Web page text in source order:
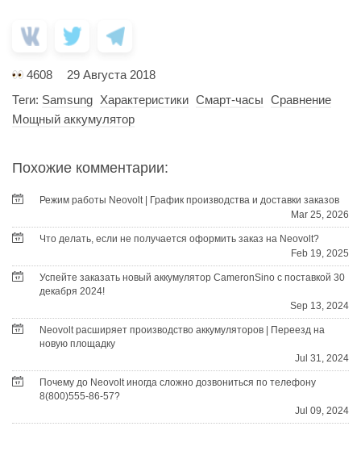
4608
29 Августа 2018
Теги: Samsung Характеристики Смарт-часы Сравнение
Мощный аккумулятор
Похожие комментарии:
Режим работы Neovolt | График производства и доставки заказов
Mar 25, 2026
Что делать, если не получается оформить заказ на Neovolt?
Feb 19, 2025
Успейте заказать новый аккумулятор CameronSino с поставкой 30
декабря 2024!
Sep 13, 2024
Neovolt расширяет производство аккумуляторов | Переезд на
новую площадку
Jul 31, 2024
Почему до Neovolt иногда сложно дозвониться по телефону
8(800)555-86-57?
Jul 09, 2024